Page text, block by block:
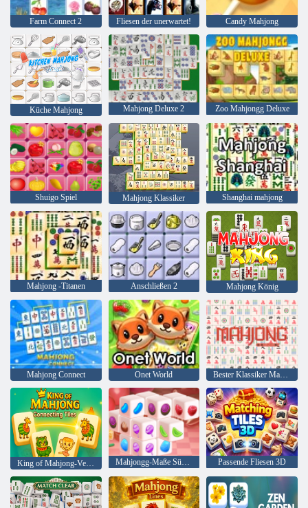
Farm Connect 2 Fliesen der unerwartet! Candy Mahjong
Küche Mahjong Mahjong Deluxe 2 Zoo Mahjongg Deluxe
Shuigo Spiel Mahjong Klassiker Shanghai mahjong
Mahjong -Titanen Anschließen 2 Mahjong König
Mahjong Connect Onet World
Mahjongg-Maße Süßigkeit Passende Fliesen 3D